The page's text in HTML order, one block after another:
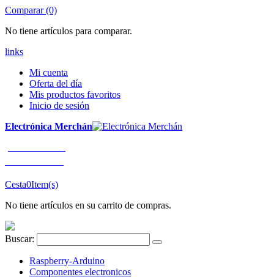
Comparar (0)
No tiene artículos para comparar.
links
Mi cuenta
Oferta del día
Mis productos favoritos
Inicio de sesión
Electrónica Merchán
Cesta0Item(s)
No tiene artículos en su carrito de compras.
Buscar:
Raspberry-Arduino
Componentes electronicos